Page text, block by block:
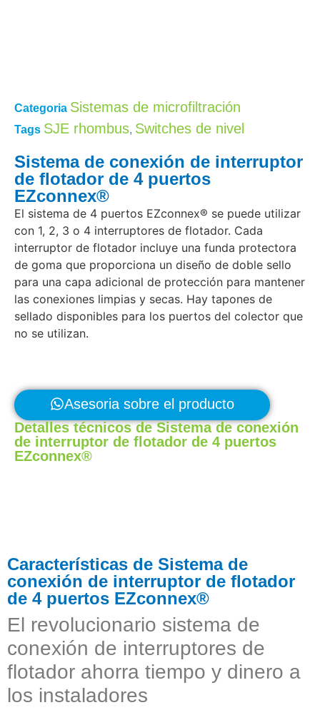
Categoria Sistemas de microfiltración
Tags SJE rhombus, Switches de nivel
Sistema de conexión de interruptor
de flotador de 4 puertos
EZconnex®
El sistema de 4 puertos EZconnex® se puede utilizar
con 1, 2, 3 o 4 interruptores de flotador. Cada
interruptor de flotador incluye una funda protectora
de goma que proporciona un diseño de doble sello
para una capa adicional de protección para mantener
las conexiones limpias y secas. Hay tapones de
sellado disponibles para los puertos del colector que
no se utilizan.
Asesoria sobre el producto
Detalles técnicos de Sistema de conexión
de interruptor de flotador de 4 puertos
EZconnex®
Características de Sistema de
conexión de interruptor de flotador
de 4 puertos EZconnex®
El revolucionario sistema de
conexión de interruptores de
flotador ahorra tiempo y dinero a
los instaladores